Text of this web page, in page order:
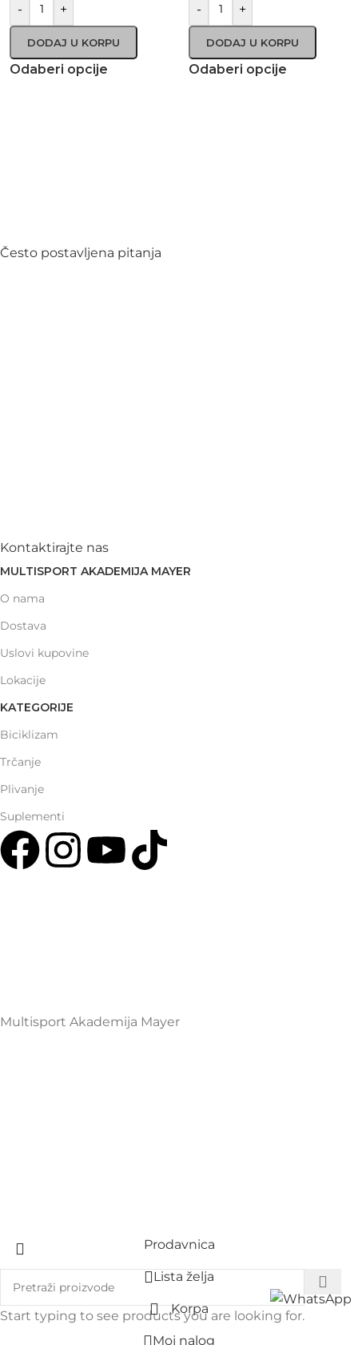
- +
DODAJ U KORPU
Odaberi opcije
- +
DODAJ U KORPU
Odaberi opcije
Često postavljena pitanja
Kontaktirajte nas
MULTISPORT AKADEMIJA MAYER
O nama
Dostava
Uslovi kupovine
Lokacije
KATEGORIJE
Biciklizam
Trčanje
Plivanje
Suplementi
Multisport Akademija Mayer
Start typing to see products you are looking for.
Prodavnica
Lista želja
Korpa
Moj nalog